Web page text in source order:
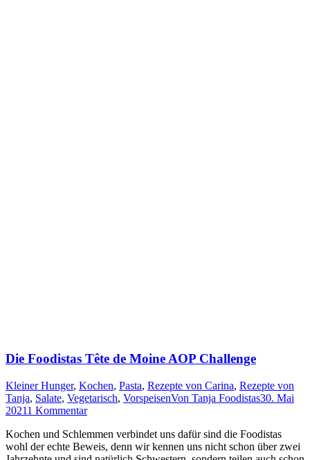
Die Foodistas Tête de Moine AOP Challenge
Kleiner Hunger, Kochen, Pasta, Rezepte von Carina, Rezepte von
Tanja, Salate, Vegetarisch, VorspeisenVon Tanja Foodistas30. Mai
20211 Kommentar
Kochen und Schlem­men ver­bin­det uns dafür sind die Foo­di­stas
wohl der ech­te Beweis, denn wir ken­nen uns nicht schon über zwei